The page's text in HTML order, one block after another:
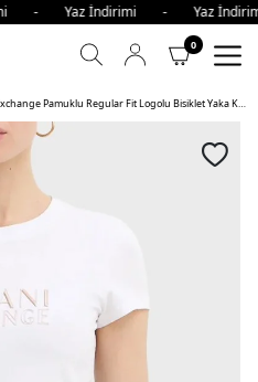
- Yaz İndirimi - Yaz
0
Armani Exchange Pamuklu Regular Fit Logolu Bisiklet Yaka Kadın T Shirt